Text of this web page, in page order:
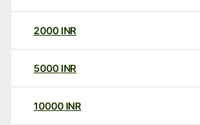
2000 INR
5000 INR
10000 INR